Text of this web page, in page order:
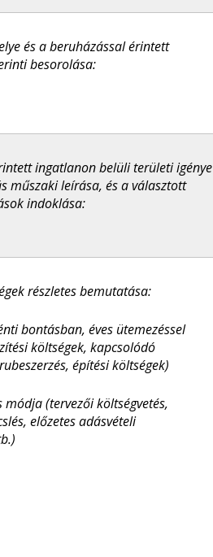
és a beruházással érintett
besorolása:
ingatlanon belüli területi igénye
műszaki leírása, és a választott
indoklása:
részletes bemutatása:
bontásban, éves ütemezéssel
költségek, kapcsolódó
építési költségek)
módja (tervezői költségvetés,
előzetes adásvételi